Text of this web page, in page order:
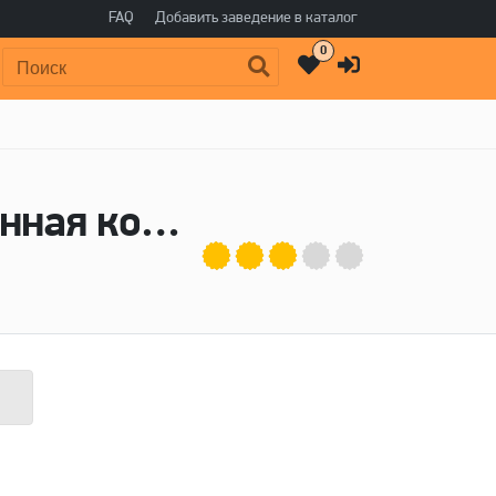
FAQ Добавить заведение в каталог
Поиск: 0
Пиво Моспиво - Московская пивоваренная компания (МПК)